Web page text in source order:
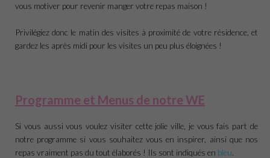
vous motiver pour revenir manger votre repas maison !
Privilégiez donc le matin des visites à proximité de votre résidence, et
gardez les après midi pour les visites un peu plus éloignées !
Programme et Menus de notre WE
Si vous aussi vous voulez visiter cette jolie ville, je vous fais part de
notre programme si vous souhaitez vous en inspirer, ainsi que nos
repas vraiment pas du tout élaborés ! Ils sont indiqués en bleu